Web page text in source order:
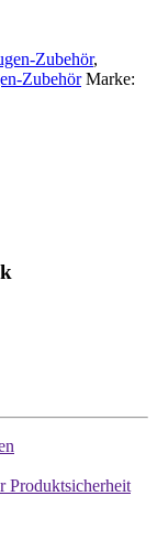
Zubehör,
Zubehör Marke:
Produktsicherheit